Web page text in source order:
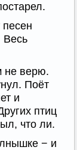
Весь
не верю.
Поёт
и
птиц
что ли.
− и